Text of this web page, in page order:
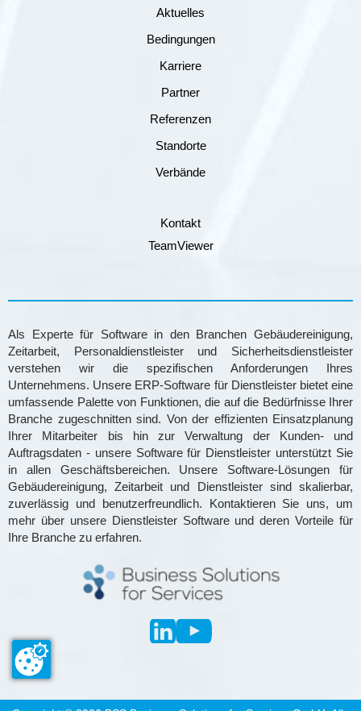
Aktuelles
Bedingungen
Karriere
Partner
Referenzen
Standorte
Verbände
Kontakt
TeamViewer
Als Experte für Software in den Branchen Gebäudereinigung,
Zeitarbeit, Personaldienstleister und Sicherheitsdienstleister
verstehen wir die spezifischen Anforderungen Ihres
Unternehmens. Unsere ERP-Software für Dienstleister bietet eine
umfassende Palette von Funktionen, die auf die Bedürfnisse Ihrer
Branche zugeschnitten sind. Von der effizienten Einsatzplanung
Ihrer Mitarbeiter bis hin zur Verwaltung der Kunden- und
Auftragsdaten - unsere Software für Dienstleister unterstützt Sie
in allen Geschäftsbereichen. Unsere Software-Lösungen für
Gebäudereinigung, Zeitarbeit und Dienstleister sind skalierbar,
zuverlässig und benutzerfreundlich. Kontaktieren Sie uns, um
mehr über unsere Dienstleister Software und deren Vorteile für
Ihre Branche zu erfahren.